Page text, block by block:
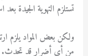
تستلزم التهوية الجيدة بعد
ولكن بعض المواد يلزم
من أي أضرار قد تحدث.